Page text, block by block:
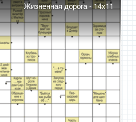
Жизненная дорога - 14x11